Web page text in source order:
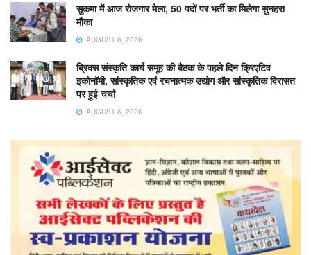
सुकमा में आज रोजगार मेला, 50 पदों पर भर्ती का मिलेगा सुनहरा
मौका
AUGUST 6, 2026
ब्रिक्स संस्कृति कार्य समूह की बैठक के पहले दिन क्रिएटिव
इकोनॉमी, सांस्कृतिक एवं रचनात्मक उद्योग और सांस्कृतिक विरासत
पर हुई चर्चा
AUGUST 6, 2026